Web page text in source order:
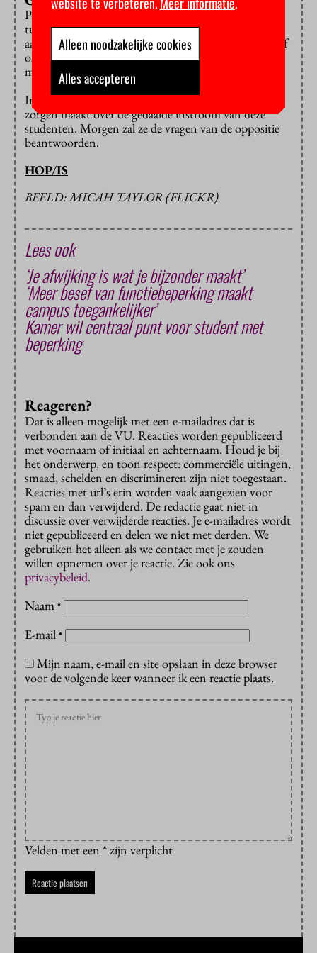
Paul van Meenen (D66) wees op de grote verschillen
tussen gemeenten, bij wie studenten moeten
aankloppen voor hulp. “Het hangt bijna van het lot af
of iemand kan studeren.” Hij wil dan ook van de
minister weten wat ze hiertegen gaat doen.
In april bleek dat minister Bussemaker zich zelf ook
zorgen maakt over de gedaalde instroom van deze
studenten. Morgen zal ze de vragen van de oppositie
beantwoorden.
HOP/IS
BEELD: MICAH TAYLOR (FLICKR)
Lees ook
‘Je afwijking is wat je bijzonder maakt’
‘Meer besef van functiebeperking maakt
campus toegankelijker’
Kamer wil centraal punt voor student met
beperking
Reageren?
Dat is alleen mogelijk met een e-mailadres dat is
verbonden aan de VU. Reacties worden gepubliceerd
met voornaam of initiaal en achternaam. Houd je bij
het onderwerp, en toon respect: commerciële uitingen,
smaad, schelden en discrimineren zijn niet toegestaan.
Reacties met url’s erin worden vaak aangezien voor
spam en dan verwijderd. De redactie gaat niet in
discussie over verwijderde reacties. Je e-mailadres wordt
niet gepubliceerd en delen we niet met derden. We
gebruiken het alleen als we contact met je zouden
willen opnemen over je reactie. Zie ook ons
privacybeleid.
Naam *
E-mail *
Mijn naam, e-mail en site opslaan in deze browser
voor de volgende keer wanneer ik een reactie plaats.
Velden met een * zijn verplicht
Alleen noodzakelijke cookies
Alles accepteren